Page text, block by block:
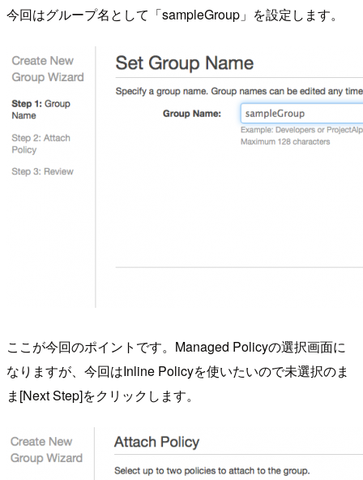
今回はグループ名として「sampleGroup」を設定します。
ここが今回のポイントです。Managed Policyの選択画面に
なりますが、今回はInline Policyを使いたいので未選択のま
ま[Next Step]をクリックします。